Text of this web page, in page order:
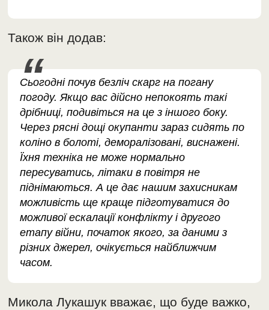
Також він додав:
Сьогодні почув безліч скарг на погану
погоду. Якщо вас дійсно непокоять такі
дрібниці, подивіться на це з іншого боку.
Через рясні дощі окупанти зараз сидять по
коліно в болоті, деморалізовані, виснажені.
Їхня техніка не може нормально
пересуватись, літаки в повітря не
піднімаються. А це дає нашим захисникам
можливість ще краще підготуватися до
можливої ескалації конфлікту і другого
етапу війни, початок якого, за даними з
різних джерел, очікується найближчим
часом.
Микола Лукашук вважає, що буде важко,